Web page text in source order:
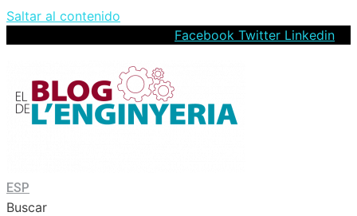
Saltar al contenido
Facebook Twitter Linkedin
ESP
Buscar